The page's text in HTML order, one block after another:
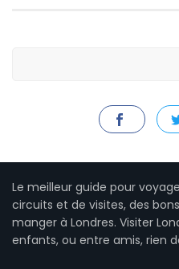
Le meilleur guide pour
circuits et de visites, des
manger à Londres. Visiter
enfants, ou entre amis, rien